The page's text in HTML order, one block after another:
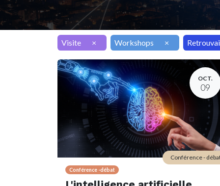
Visite × Workshops ×
OCT.
09
Conférence -débat
Conférence -